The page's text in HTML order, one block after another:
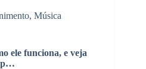
, Música
ele funciona, e veja